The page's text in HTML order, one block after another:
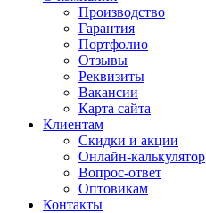
Производство
Гарантия
Портфолио
Отзывы
Реквизиты
Вакансии
Карта сайта
Клиентам
Скидки и акции
Онлайн-калькулятор
Вопрос-ответ
Оптовикам
Контакты